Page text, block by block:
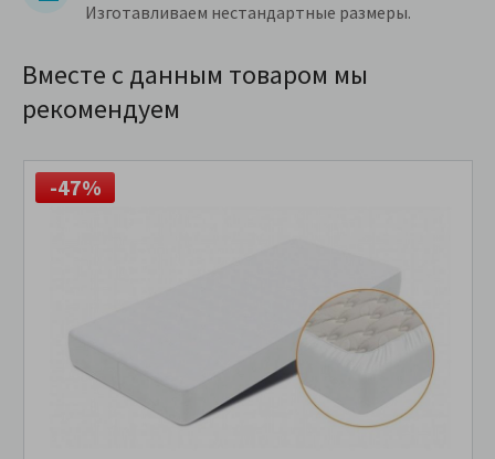
Изготавливаем нестандартные размеры.
Вместе с данным товаром мы
рекомендуем
-47%